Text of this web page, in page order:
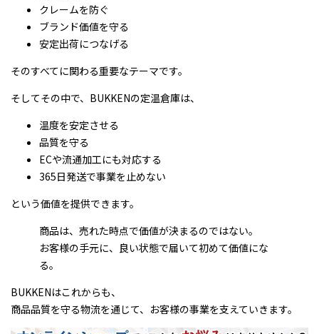
クレームを防ぐ
ブランド価値を守る
安定出荷につなげる
そのすべてに関わる重要なテーマです。
そしてその中で、BUKKENの定温倉庫は、
温度を安定させる
品質を守る
ECや流通加工にも対応する
365日発送で事業を止めない
という価値を提供できます。
商品は、売れた時点で価値が決まるのではない。
お客様の手元に、良い状態で届いて初めて価値にな
る。
BUKKENはこれからも、
商品品質を守る物流を通じて、お客様の事業を支えていきます。